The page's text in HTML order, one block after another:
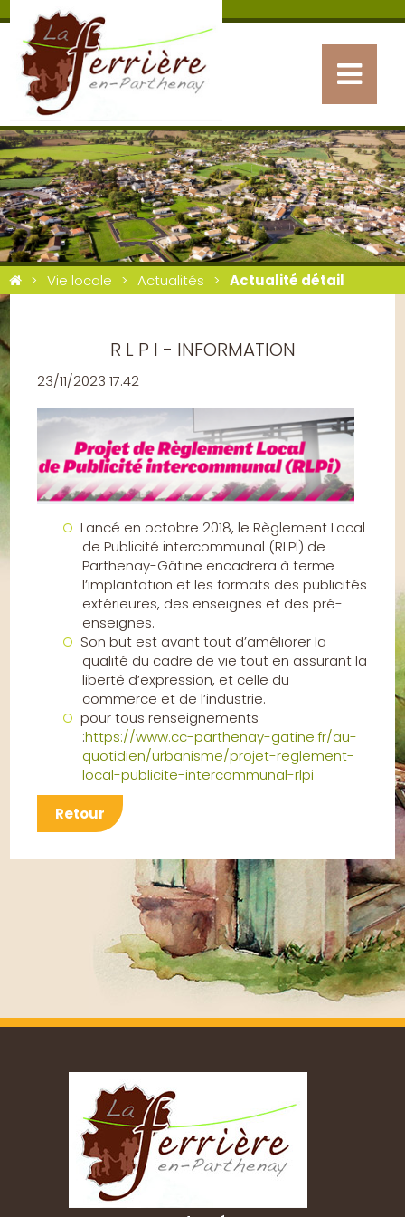
Vie locale Actualités Actualité détail
R L P I - INFORMATION
23/11/2023 17:42
Lancé en octobre 2018, le Règlement Local
de Publicité intercommunal (RLPI) de
Parthenay-Gâtine encadrera à terme
l’implantation et les formats des publicités
extérieures, des enseignes et des pré-
enseignes.
Son but est avant tout d’améliorer la
qualité du cadre de vie tout en assurant la
liberté d’expression, et celle du
commerce et de l’industrie.
pour tous renseignements
:https://www.cc-parthenay-gatine.fr/au-
quotidien/urbanisme/projet-reglement-
local-publicite-intercommunal-rlpi
Retour